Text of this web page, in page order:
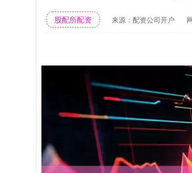
股配所配资 来源：配资公司开户